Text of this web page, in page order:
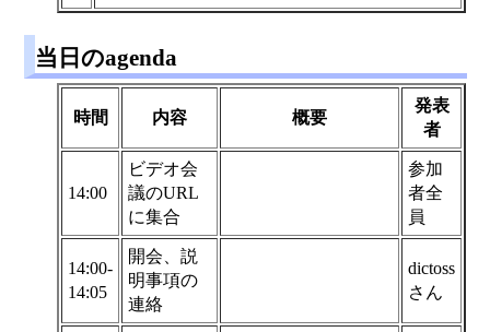
当日のagenda
時間 内容 概要
発表
者
14:00
ビデオ会
議のURL
に集合
参加
者全
員
14:00-
14:05
開会、説
明事項の
連絡
dictoss
さん